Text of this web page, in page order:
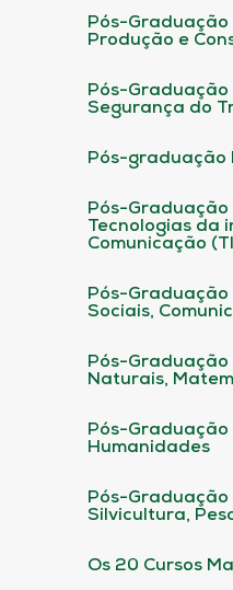
Pós-Graduação
Produção e
Pós-Graduação
Segurança do
Pós-graduação
Pós-Graduação
Tecnologias da
Comunicação
Pós-Graduação
Sociais,
Pós-Graduação
Naturais,
Pós-Graduação
Humanidades
Pós-Graduação
Silvicultura,
Os 20 Cursos